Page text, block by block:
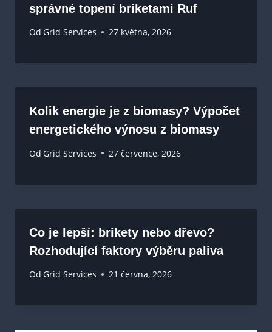
správné topení briketami Ruf
Od Grid Services 27 května, 2026
Kolik energie je z biomasy? Výpočet
energetického výnosu z biomasy
Od Grid Services 27 července, 2026
Co je lepší: brikety nebo dřevo?
Rozhodující faktory výběru paliva
Od Grid Services 21 června, 2026